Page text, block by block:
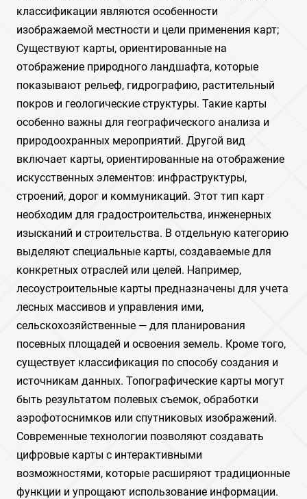
классификации являются особенности
изображаемой местности и цели применения карт;
Существуют карты, ориентированные на
отображение природного ландшафта, которые
показывают рельеф, гидрографию, растительный
покров и геологические структуры. Такие карты
особенно важны для географического анализа и
природоохранных мероприятий. Другой вид
включает карты, ориентированные на отображение
искусственных элементов: инфраструктуры,
строений, дорог и коммуникаций. Этот тип карт
необходим для градостроительства, инженерных
изысканий и строительства. В отдельную категорию
выделяют специальные карты, создаваемые для
конкретных отраслей или целей. Например,
лесоустроительные карты предназначены для учета
лесных массивов и управления ими,
сельскохозяйственные — для планирования
посевных площадей и освоения земель. Кроме того,
существует классификация по способу создания и
источникам данных. Топографические карты могут
быть результатом полевых съемок, обработки
аэрофотоснимков или спутниковых изображений.
Современные технологии позволяют создавать
цифровые карты с интерактивными
возможностями, которые расширяют традиционные
функции и упрощают использование информации.